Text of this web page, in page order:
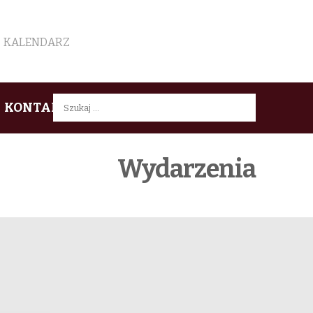
KALENDARZ
KONTAKTSzukaj:
Wydarzenia